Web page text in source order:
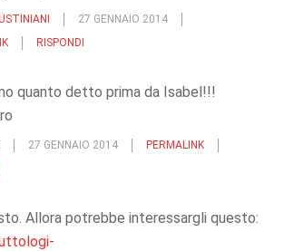
27 GENNAIO 2014
RISPONDI
quanto detto prima da Isabel!!!
27 GENNAIO 2014
PERMALINK
Allora potrebbe interessargli questo: